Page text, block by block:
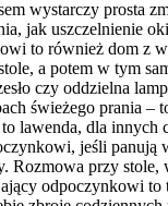
wystarczy prosta
jak uszczelnienie
to również dom z
a potem w tym
czy oddzielna
świeżego prania –
lawenda, dla
jeśli
Rozmowa przy
odpoczynkowi